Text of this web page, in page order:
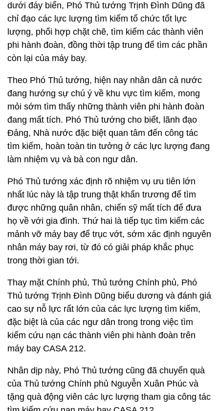
dưới đáy biển, Phó Thủ tướng Trịnh Đình Dũng đã
chỉ đạo các lực lượng tìm kiếm tổ chức tốt lực
lượng, phối hợp chặt chẽ, tìm kiếm các thành viên
phi hành đoàn, đồng thời tập trung để tìm các phần
còn lại của máy bay.
Theo Phó Thủ tướng, hiện nay nhân dân cả nước
đang hướng sự chú ý về khu vực tìm kiếm, mong
mỏi sớm tìm thấy những thành viên phi hành đoàn
đang mất tích. Phó Thủ tướng cho biết, lãnh đạo
Đảng, Nhà nước đặc biệt quan tâm đến công tác
tìm kiếm, hoàn toàn tin tưởng ở các lực lượng đang
làm nhiệm vụ và bà con ngư dân.
Phó Thủ tướng xác định rõ nhiệm vụ ưu tiên lớn
nhất lúc này là tập trung thật khẩn trương để tìm
được những quân nhân, chiến sỹ mất tích để đưa
họ về với gia đình. Thứ hai là tiếp tục tìm kiếm các
mảnh vỡ máy bay để trục vớt, sớm xác định nguyên
nhân máy bay rơi, từ đó có giải pháp khắc phục
trong thời gian tới.
Thay mặt Chính phủ, Thủ tướng Chính phủ, Phó
Thủ tướng Trịnh Đình Dũng biểu dương và đánh giá
cao sự nỗ lực rất lớn của các lực lượng tìm kiếm,
đặc biệt là của các ngư dân trong trong việc tìm
kiếm cứu nạn các thành viên phi hành đoàn trên
máy bay CASA 212.
Nhân dịp này, Phó Thủ tướng cũng đã chuyển quà
của Thủ tướng Chính phủ Nguyễn Xuân Phúc và
tặng quà động viên các lực lượng tham gia công tác